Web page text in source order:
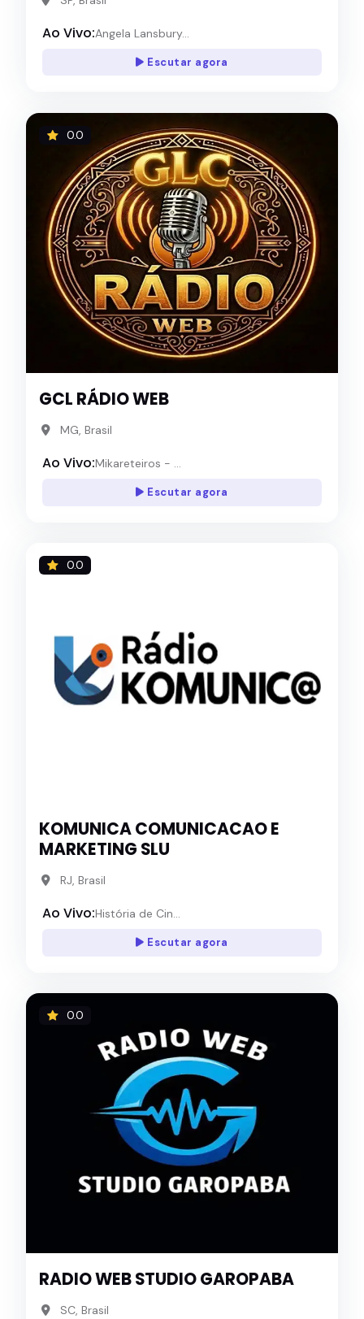
Ao Vivo:Angela Lansbury...
Escutar agora
0.0
GCL RÁDIO WEB
MG, Brasil
Ao Vivo:Mikareteiros - ...
Escutar agora
0.0
KOMUNICA COMUNICACAO E
MARKETING SLU
RJ, Brasil
Ao Vivo:História de Cin...
Escutar agora
0.0
RADIO WEB STUDIO GAROPABA
SC, Brasil